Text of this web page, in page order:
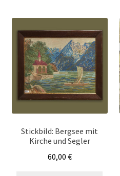
Stickbild: Bergsee mit
Kirche und Segler
60,00 €